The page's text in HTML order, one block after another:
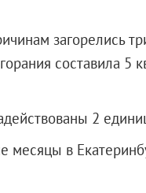
загорелись
составила 5
2
месяцы в